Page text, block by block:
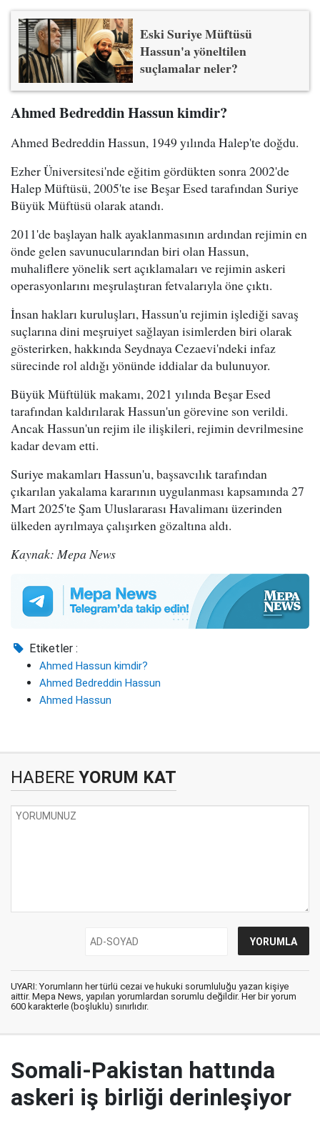
Eski Suriye Müftüsü
Hassun'a yöneltilen
suçlamalar neler?
Ahmed Bedreddin Hassun kimdir?
Ahmed Bedreddin Hassun, 1949 yılında Halep'te doğdu.
Ezher Üniversitesi'nde eğitim gördükten sonra 2002'de
Halep Müftüsü, 2005'te ise Beşar Esed tarafından Suriye
Büyük Müftüsü olarak atandı.
2011'de başlayan halk ayaklanmasının ardından rejimin en
önde gelen savunucularından biri olan Hassun,
muhaliflere yönelik sert açıklamaları ve rejimin askeri
operasyonlarını meşrulaştıran fetvalarıyla öne çıktı.
İnsan hakları kuruluşları, Hassun'u rejimin işlediği savaş
suçlarına dini meşruiyet sağlayan isimlerden biri olarak
gösterirken, hakkında Seydnaya Cezaevi'ndeki infaz
sürecinde rol aldığı yönünde iddialar da bulunuyor.
Büyük Müftülük makamı, 2021 yılında Beşar Esed
tarafından kaldırılarak Hassun'un görevine son verildi.
Ancak Hassun'un rejim ile ilişkileri, rejimin devrilmesine
kadar devam etti.
Suriye makamları Hassun'u, başsavcılık tarafından
çıkarılan yakalama kararının uygulanması kapsamında 27
Mart 2025'te Şam Uluslararası Havalimanı üzerinden
ülkeden ayrılmaya çalışırken gözaltına aldı.
Kaynak: Mepa News
Etiketler :
Ahmed Hassun kimdir?
Ahmed Bedreddin Hassun
Ahmed Hassun
HABERE YORUM KAT
UYARI: Yorumların her türlü cezai ve hukuki sorumluluğu yazan kişiye
aittir. Mepa News, yapılan yorumlardan sorumlu değildir. Her bir yorum
600 karakterle (boşluklu) sınırlıdır.
Somali-Pakistan hattında
askeri iş birliği derinleşiyor